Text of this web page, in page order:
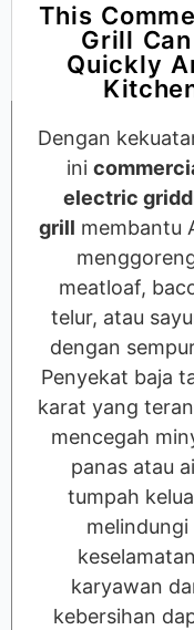
This
Grill
Quickly
Dengan
ini
electric
grill membantu
meatloaf,
telur, atau
dengan
Penyekat baja
karat yang
mencegah
panas atau
tumpah
melindungi
keselamatan
karyawan
kebersihan